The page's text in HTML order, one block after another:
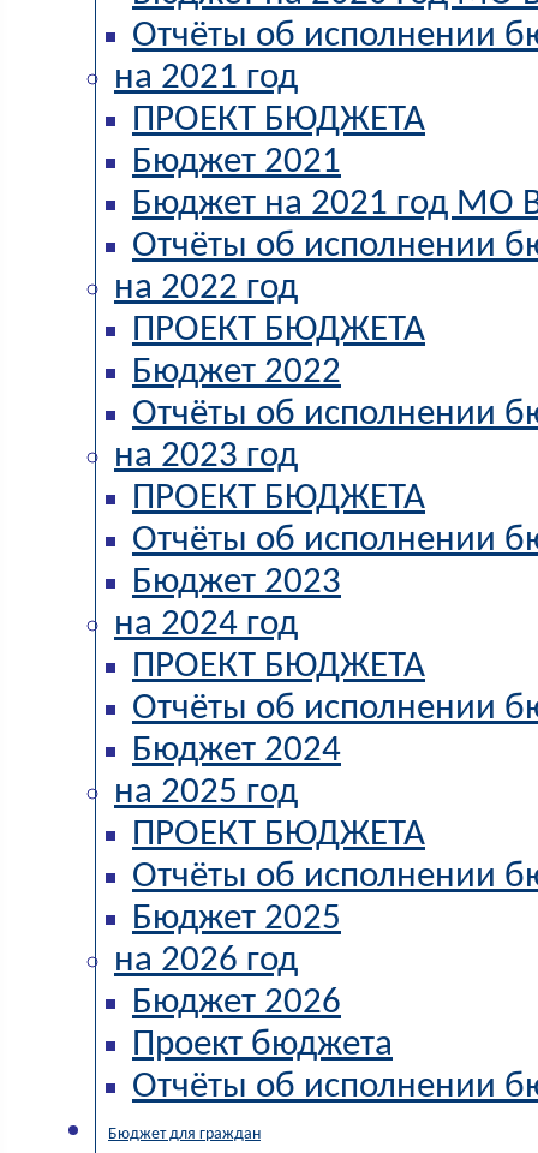
Отчёты об исполнении
на 2021 год
ПРОЕКТ БЮДЖЕТА
Бюджет 2021
Бюджет на 2021 год МО
Отчёты об исполнении
на 2022 год
ПРОЕКТ БЮДЖЕТА
Бюджет 2022
Отчёты об исполнении
на 2023 год
ПРОЕКТ БЮДЖЕТА
Отчёты об исполнении
Бюджет 2023
на 2024 год
ПРОЕКТ БЮДЖЕТА
Отчёты об исполнении
Бюджет 2024
на 2025 год
ПРОЕКТ БЮДЖЕТА
Отчёты об исполнении
Бюджет 2025
на 2026 год
Бюджет 2026
Проект бюджета
Отчёты об исполнении
Бюджет для граждан